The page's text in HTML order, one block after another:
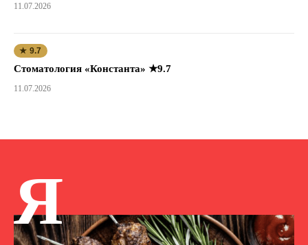
11.07.2026
★ 9.7
Стоматология «Константа» ★9.7
11.07.2026
Я